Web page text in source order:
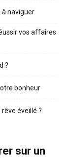
à naviguer
vos affaires
?
bonheur
éveillé ?
sur un